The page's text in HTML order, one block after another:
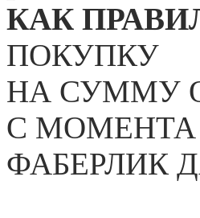
КАК
ПОКУПКУ
НА СУММУ
С МОМЕНТА
ФАБЕРЛИК